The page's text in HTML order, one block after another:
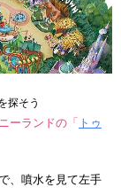
探そう
ーランドの「 トゥ
、噴水を見て左手